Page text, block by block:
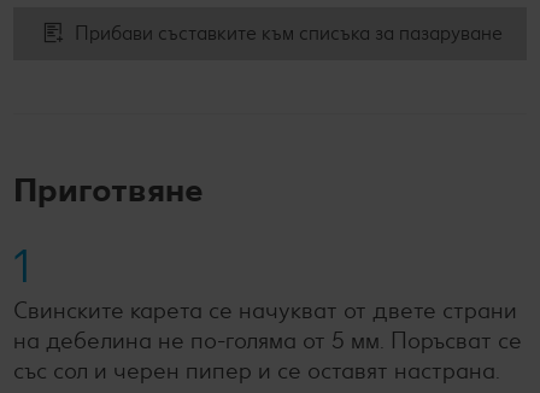
Прибави съставките към списъка за пазаруване
Приготвяне
1
Свинските карета се начукват от двете страни
на дебелина не по-голяма от 5 мм. Поръсват се
със сол и черен пипер и се оставят настрана.